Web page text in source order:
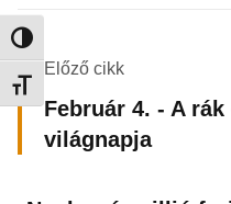
Nagy kontraszt váltása
Betűméret váltása
Előző cikk
Február 4. - A
világnapja